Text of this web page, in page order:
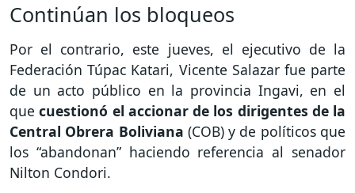
Continúan los bloqueos
Por el contrario, este jueves, el ejecutivo de la
Federación Túpac Katari, Vicente Salazar fue parte
de un acto público en la provincia Ingavi, en el
quecuestionó el accionar de los dirigentes de la
Central Obrera Boliviana (COB) y de políticos que
los “abandonan” haciendo referencia al senador
Nilton Condori.